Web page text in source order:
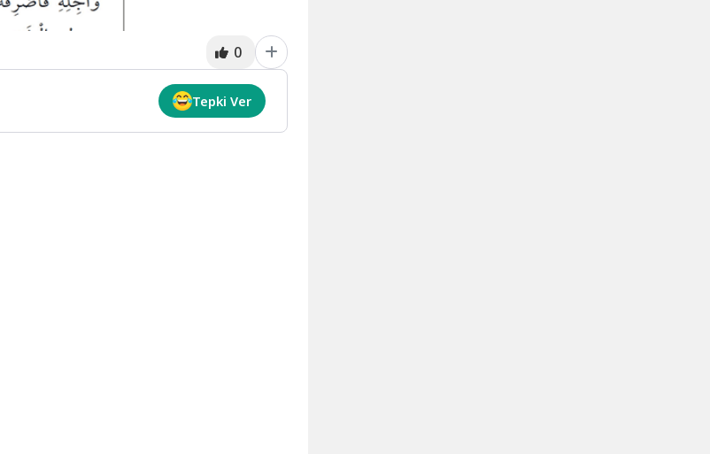
0
Tepki Ver